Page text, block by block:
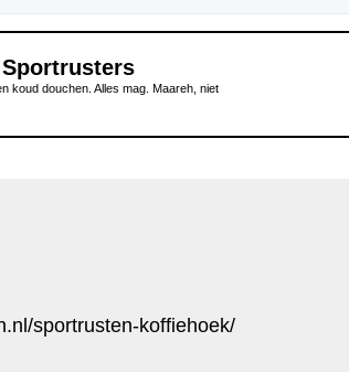
koud douchen. Alles mag. Maareh, niet
sportrusten-koffiehoek/